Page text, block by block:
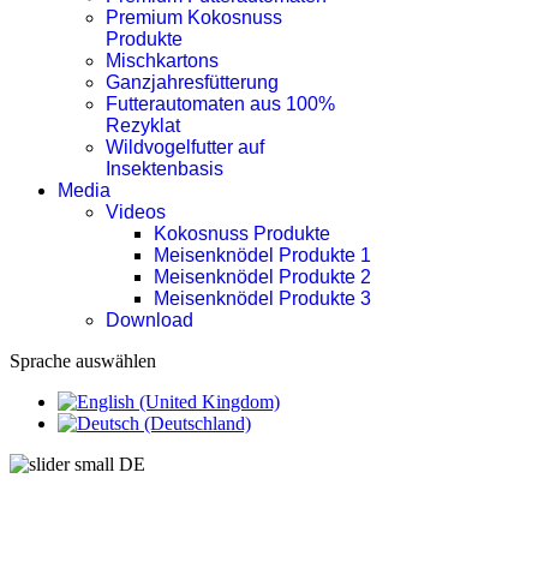
Premium Kokosnuss
Produkte
Mischkartons
Ganzjahresfütterung
Futterautomaten aus 100%
Rezyklat
Wildvogelfutter auf
Insektenbasis
Media
Videos
Kokosnuss Produkte
Meisenknödel Produkte 1
Meisenknödel Produkte 2
Meisenknödel Produkte 3
Download
Sprache auswählen